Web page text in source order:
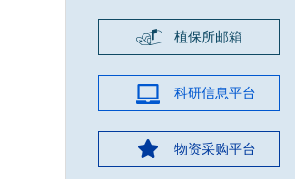
植保所邮箱
科研信息平台
物资采购平台